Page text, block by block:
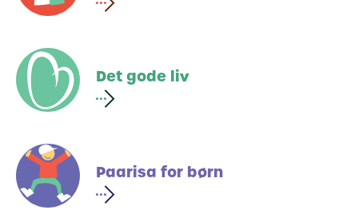
Det gode liv
Paarisa for børn